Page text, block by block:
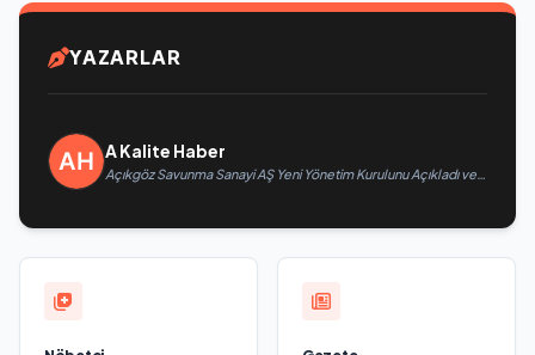
YAZARLAR
A Kalite Haber
Açıkgöz Savunma Sanayi AŞ Yeni Yönetim Kurulunu Açıkladı ve